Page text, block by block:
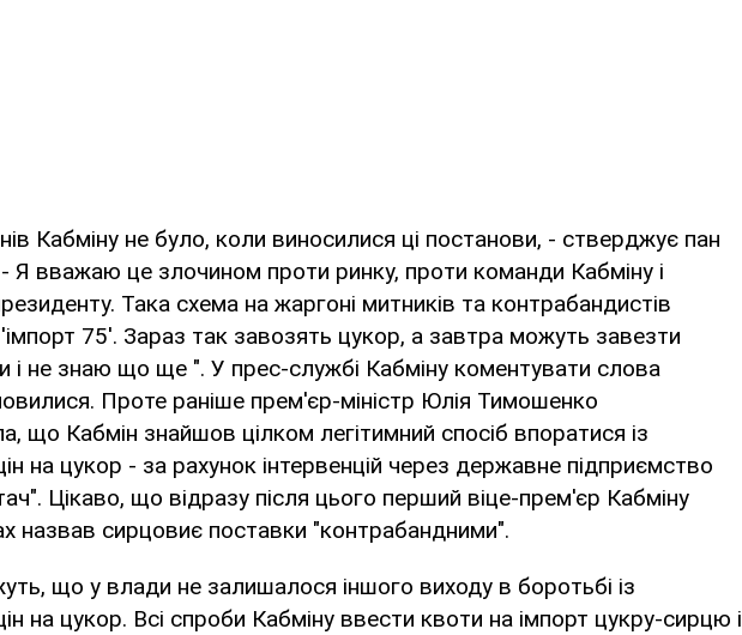
Кабміну не було, коли виносилися ці постанови, - стверджує пан
Я вважаю це злочином проти ринку, проти команди Кабміну і
Така схема на жаргоні митників та контрабандистів
75'. Зараз так завозять цукор, а завтра можуть завезти
і не знаю що ще ". У прес-службі Кабміну коментувати слова
Проте раніше прем'єр-міністр Юлія Тимошенко
що Кабмін знайшов цілком легітимний спосіб впоратися із
на цукор - за рахунок інтервенцій через державне підприємство
Цікаво, що відразу після цього перший віце-прем'єр Кабміну
назвав сирцовиє поставки "контрабандними".
що у влади не залишалося іншого виходу в боротьбі із
на цукор. Всі спроби Кабміну ввести квоти на імпорт цукру-сирцю і